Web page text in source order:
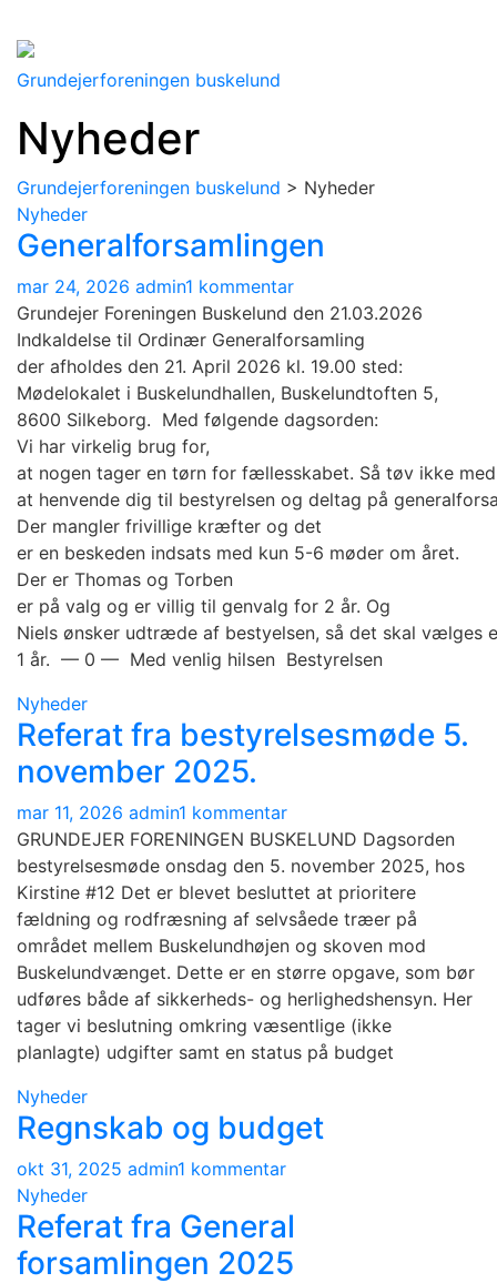
Spring
Grundejerforeningen buskelund
Nyheder
Grundejerforeningen buskelund > Nyheder
Nyheder
Generalforsamlingen
mar 24, 2026 admin1 kommentartil
Generalforsamlingen
Grundejer Foreningen Buskelund den 21.03.2026
Indkaldelse til Ordinær Generalforsamling
der afholdes den 21. April 2026 kl. 19.00 sted:
Mødelokalet i Buskelundhallen, Buskelundtoften 5,
8600 Silkeborg. Med følgende dagsorden:
Vi har virkelig brug for,
at nogen tager en tørn for fællesskabet. Så tøv ikke med
at henvende dig til bestyrelsen og deltag på
Der mangler frivillige kræfter og det
er en beskeden indsats med kun 5-6 møder om året.
Der er Thomas og Torben
er på valg og er villig til genvalg for 2 år. Og
Niels ønsker udtræde af bestyelsen, så det skal vælges
1 år. — 0 — Med venlig hilsen Bestyrelsen
Nyheder
Referat fra bestyrelsesmøde 5.
november 2025.
mar 11, 2026 admin1 kommentartil
Referat
fra
bestyrelsesmøde
5.
november
2025.
GRUNDEJER FORENINGEN BUSKELUND Dagsorden
bestyrelsesmøde onsdag den 5. november 2025, hos
Kirstine #12 Det er blevet besluttet at prioritere
fældning og rodfræsning af selvsåede træer på
området mellem Buskelundhøjen og skoven mod
Buskelundvænget. Dette er en større opgave, som bør
udføres både af sikkerheds- og herlighedshensyn. Her
tager vi beslutning omkring væsentlige (ikke
planlagte) udgifter samt en status på budget
Nyheder
Regnskab og budget
okt 31, 2025 admin1 kommentartil
og
budget
Nyheder
Referat fra General
forsamlingen 2025